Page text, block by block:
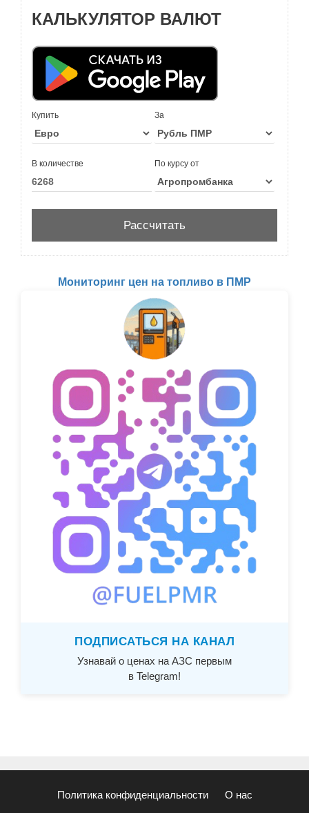
КАЛЬКУЛЯТОР ВАЛЮТ
Купить За
В количестве По курсу от
Мониторинг цен на топливо в ПМР
ПОДПИСАТЬСЯ НА КАНАЛ
Узнавай о ценах на АЗС первым
в Telegram!
Политика конфиденциальности О нас